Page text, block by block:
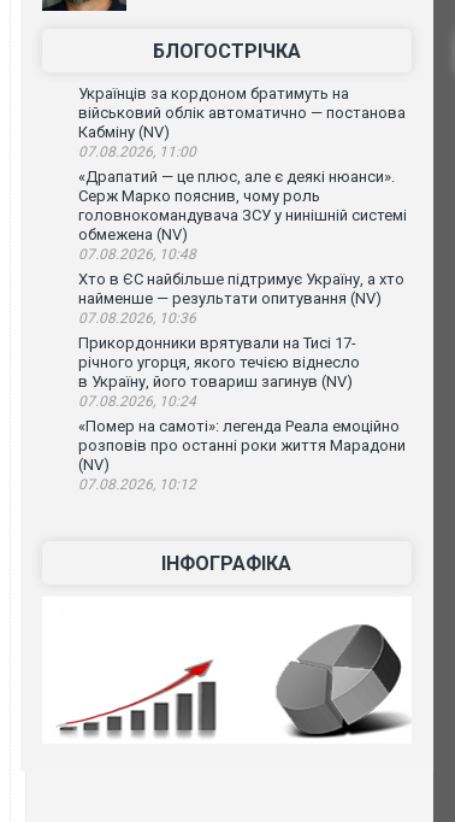
БЛОГОСТРІЧКА
Українців за кордоном братимуть на
військовий облік автоматично — постанова
Кабміну (NV)
07.08.2026, 11:00
«Драпатий — це плюс, але є деякі нюанси».
Серж Марко пояснив, чому роль
головнокомандувача ЗСУ у нинішній системі
обмежена (NV)
07.08.2026, 10:48
Хто в ЄС найбільше підтримує Україну, а хто
найменше — результати опитування (NV)
07.08.2026, 10:36
Прикордонники врятували на Тисі 17-
річного угорця, якого течією віднесло
в Україну, його товариш загинув (NV)
07.08.2026, 10:24
«Помер на самоті»: легенда Реала емоційно
розповів про останні роки життя Марадони
(NV)
07.08.2026, 10:12
ІНФОГРАФІКА